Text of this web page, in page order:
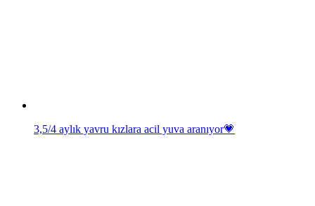
3,5/4 aylık yavru kızlara acil yuva aranıyor💗